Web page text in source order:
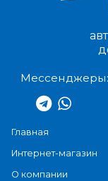
Мессенджеры:
Главная
Интернет-магазин
О компании